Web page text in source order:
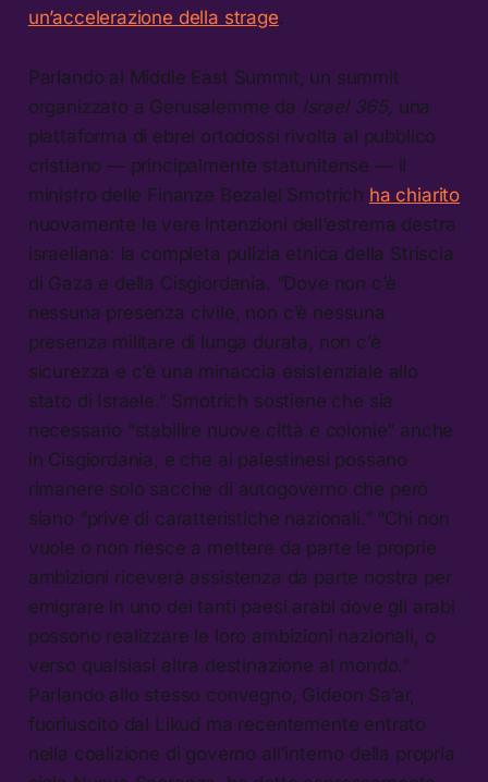
un’accelerazione della strage.
Parlando al Middle East Summit, un summit
organizzato a Gerusalemme da Israel 365, una
piattaforma di ebrei ortodossi rivolta al pubblico
cristiano — principalmente statunitense — il
ministro delle Finanze Bezalel Smotrich ha chiarito
nuovamente le vere intenzioni dell’estrema destra
israeliana: la completa pulizia etnica della Striscia
di Gaza e della Cisgiordania. “Dove non c’è
nessuna presenza civile, non c’è nessuna
presenza militare di lunga durata, non c’è
sicurezza e c’è una minaccia esistenziale allo
stato di Israele.” Smotrich sostiene che sia
necessario “stabilire nuove città e colonie” anche
in Cisgiordania, e che ai palestinesi possano
rimanere solo sacche di autogoverno che però
siano “prive di caratteristiche nazionali.” “Chi non
vuole o non riesce a mettere da parte le proprie
ambizioni riceverà assistenza da parte nostra per
emigrare in uno dei tanti paesi arabi dove gli arabi
possono realizzare le loro ambizioni nazionali, o
verso qualsiasi altra destinazione al mondo.”
Parlando allo stesso convegno, Gideon Sa’ar,
fuoriuscito dal Likud ma recentemente entrato
nella coalizione di governo all’interno della propria